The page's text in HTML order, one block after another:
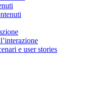
e user stories